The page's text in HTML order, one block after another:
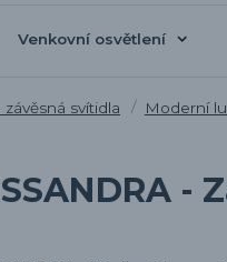
Venkovní osvětlení
závěsná svítidla Moderní